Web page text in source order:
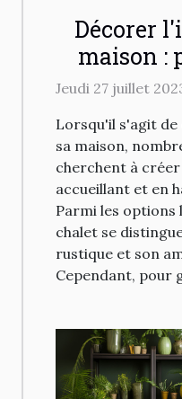
Décorer
maison :
appel à
Jeudi 27 juillet
Lorsqu'il s'agit
sa maison,
cherchent à créer
accueillant et en
Parmi les options
chalet se
rustique et son
Cependant, pour